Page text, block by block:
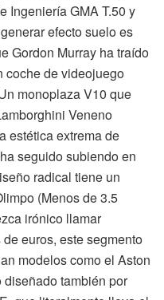
Ingeniería GMA T.50 y
efecto suelo es
Gordon Murray ha traído
coche de videojuego
monoplaza V10 que
Veneno
estética extrema de
seguido subiendo en
radical tiene un
(Menos de 3.5
irónico llamar
euros, este segmento
modelos como el Aston
diseñado también por